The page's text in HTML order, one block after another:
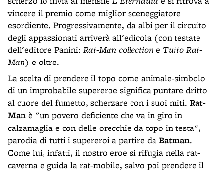
vincere il premio come miglior sceneggiatore
esordiente. Progressivamente, da albi per il circuito
degli appassionati arriverà all'edicola (con testate
dell'editore Panini: Rat-Man collection e Tutto Rat-
Man) e oltre.
La scelta di prendere il topo come animale-simbolo
di un improbabile supereroe significa puntare dritto
al cuore del fumetto, scherzare con i suoi miti. Rat-
Man è "un povero deficiente che va in giro in
calzamaglia e con delle orecchie da topo in testa",
parodia di tutti i supereroi a partire da Batman.
Come lui, infatti, il nostro eroe si rifugia nella rat-
caverna e guida la rat-mobile, salvo poi prendere il